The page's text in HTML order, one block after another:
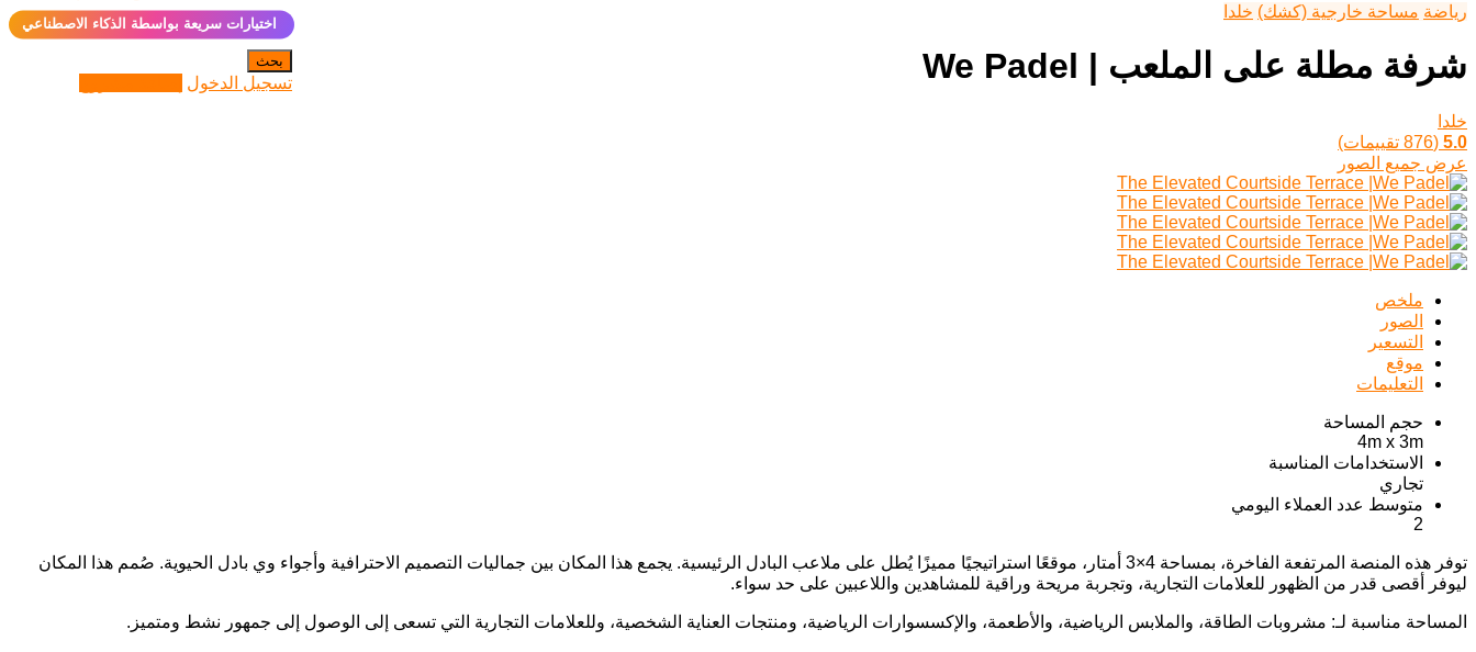
✨اختيارات سريعة بواسطة الذكاء الاصطناعي
بحث
تسجيل الدخول
رياضة مساحة خارجية (كشك) خلدا
شرفة مطلة على الملعب | We Padel
خلدا
5.0 (876 تقييمات)
عرض جميع الصور
ملخص
الصور
التسعير
موقع
التعليمات
حجم المساحة
4m x 3m
الاستخدامات المناسبة
تجاري
متوسط ​​عدد العملاء اليومي
2
توفر هذه المنصة المرتفعة الفاخرة، بمساحة 4×3 أمتار، موقعًا استراتيجيًا مميزًا يُطل على ملاعب البادل الرئيسية. يجمع هذا المكان بين جماليات التصميم الاحترافية وأجواء وي بادل الحيوية. صُمم هذا المكان
ليوفر أقصى قدر من الظهور للعلامات التجارية، وتجربة مريحة وراقية للمشاهدين واللاعبين على حد سواء.
المساحة مناسبة لـ: مشروبات الطاقة، والملابس الرياضية، والأطعمة، والإكسسوارات الرياضية، ومنتجات العناية الشخصية، وللعلامات التجارية التي تسعى إلى الوصول إلى جمهور نشط ومتميز.